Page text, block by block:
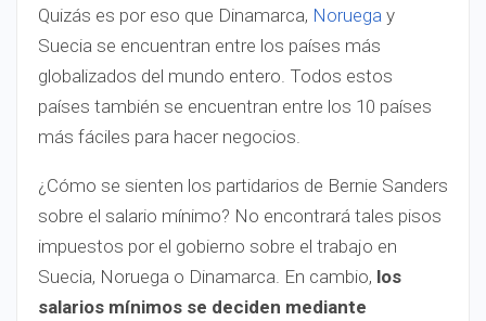
Quizás es por eso que Dinamarca, Noruega y
Suecia se encuentran entre los países más
globalizados del mundo entero. Todos estos
países también se encuentran entre los 10 países
más fáciles para hacer negocios.
¿Cómo se sienten los partidarios de Bernie Sanders
sobre el salario mínimo? No encontrará tales pisos
impuestos por el gobierno sobre el trabajo en
Suecia, Noruega o Dinamarca. En cambio, los
salarios mínimos se deciden mediante